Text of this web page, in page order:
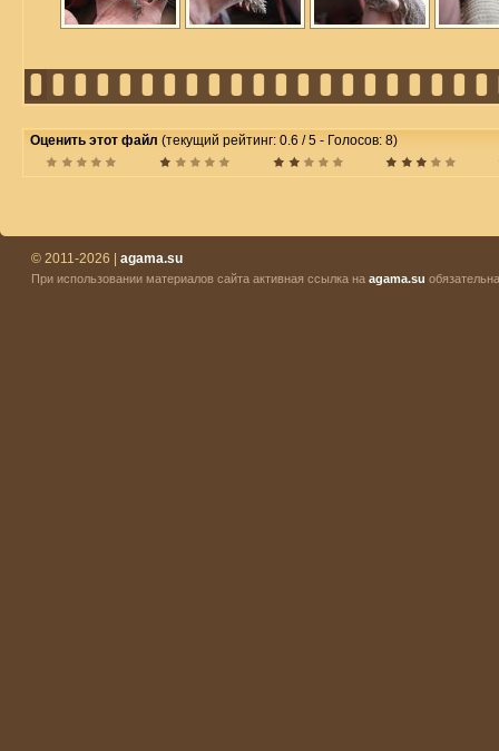
Оценить этот файл (текущий рейтинг: 0.6 / 5 - Голосов: 8)
© 2011-2026 | agama.su
При использовании материалов сайта активная ссылка на agama.su